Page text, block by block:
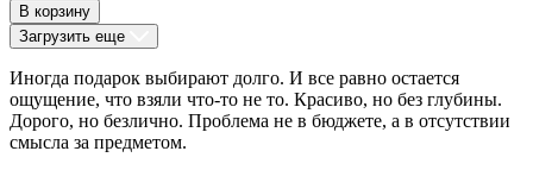
В корзину
Загрузить еще
Иногда подарок выбирают долго. И все равно остается
ощущение, что взяли что-то не то. Красиво, но без глубины.
Дорого, но безлично. Проблема не в бюджете, а в отсутствии
смысла за предметом.